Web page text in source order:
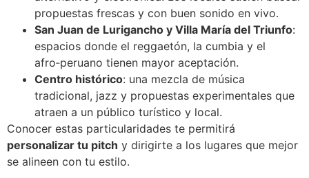
propuestas frescas y con buen sonido en vivo.
San Juan de Lurigancho y Villa María del Triunfo:
espacios donde el reggaetón, la cumbia y el
afro‑peruano tienen mayor aceptación.
Centro histórico: una mezcla de música
tradicional, jazz y propuestas experimentales que
atraen a un público turístico y local.
Conocer estas particularidades te permitirá
personalizar tu pitch y dirigirte a los lugares que mejor
se alineen con tu estilo.